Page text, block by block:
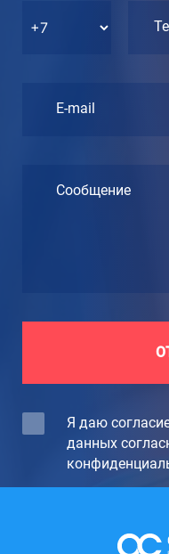
E-mail
Сообщение
Я даю
данных